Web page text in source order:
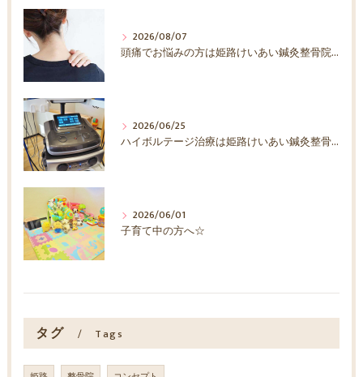
2026/08/07
頭痛でお悩みの方は姫路けいあい鍼灸整骨院へ！
2026/06/25
ハイボルテージ治療は姫路けいあい鍼灸整骨院へ！
2026/06/01
子育て中の方へ☆
タグ Tags